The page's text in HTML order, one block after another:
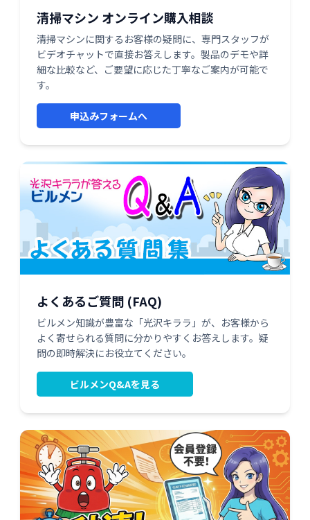
清掃マシン オンライン購入相談
清掃マシンに関するお客様の疑問に、専門スタッフが
ビデオチャットで直接お答えします。製品のデモや詳
細な比較など、ご要望に応じた丁寧なご案内が可能で
す。
申込みフォームへ
よくあるご質問 (FAQ)
ビルメン知識が豊富な「光沢キララ」が、お客様から
よく寄せられる質問に分かりやすくお答えします。疑
問の即時解決にお役立てください。
ビルメンQ&Aを見る